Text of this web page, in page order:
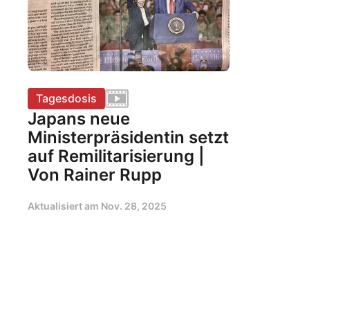
Tagesdosis
Japans neue
Ministerpräsidentin setzt
auf Remilitarisierung |
Von Rainer Rupp
Aktualisiert am Nov. 28, 2025